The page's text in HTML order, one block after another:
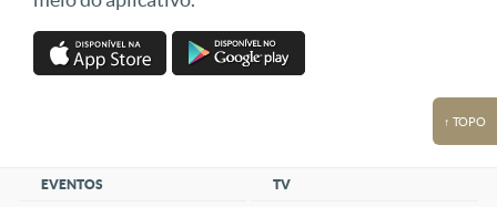
↑ TOPO
EVENTOS TV